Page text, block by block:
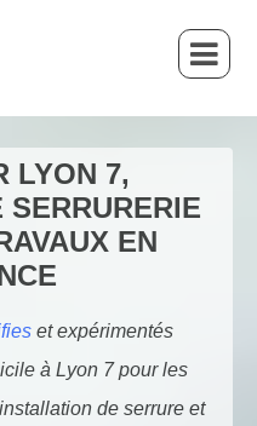
LYON 7,
SERRURERIE
EN
et expérimentés
à Lyon 7 pour les
de serrure et